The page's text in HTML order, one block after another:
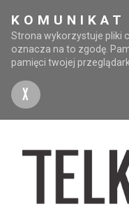
KOMUNIKAT
Strona wykorzystuje pliki
oznacza na to zgodę.
pamięci twojej
X